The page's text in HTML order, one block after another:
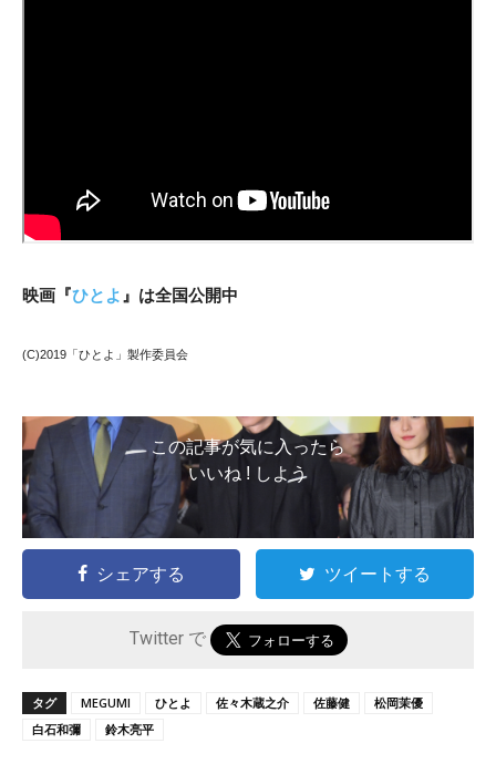
映画『ひとよ 』は全国公開中
(C)2019「ひとよ」製作委員会
この記事が気に入ったら
いいね ! しよう
シェアする ツイートする
Twitter で
タグ MEGUMI ひとよ 佐々木蔵之介 佐藤健
松岡茉優
白石和彌
鈴木亮平